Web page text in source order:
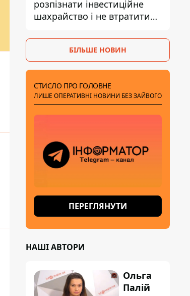
розпізнати інвестиційне
шахрайство і не втратити
БІЛЬШЕ НОВИН
СТИСЛО ПРО ГОЛОВНЕ
ЛИШЕ ОПЕРАТИВНІ НОВИНИ БЕЗ ЗАЙВОГО
ПЕРЕГЛЯНУТИ
НАШІ АВТОРИ
Ольга
Палій